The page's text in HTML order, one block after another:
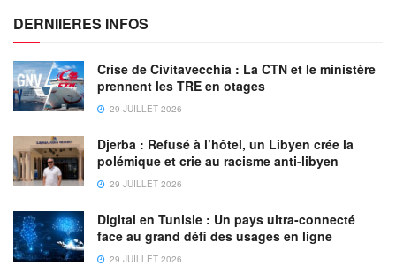
DERNIIERES INFOS
Crise de Civitavecchia : La CTN et le ministère
prennent les TRE en otages
29 JUILLET 2026
Djerba : Refusé à l’hôtel, un Libyen crée la
polémique et crie au racisme anti-libyen
29 JUILLET 2026
Digital en Tunisie : Un pays ultra-connecté
face au grand défi des usages en ligne
29 JUILLET 2026